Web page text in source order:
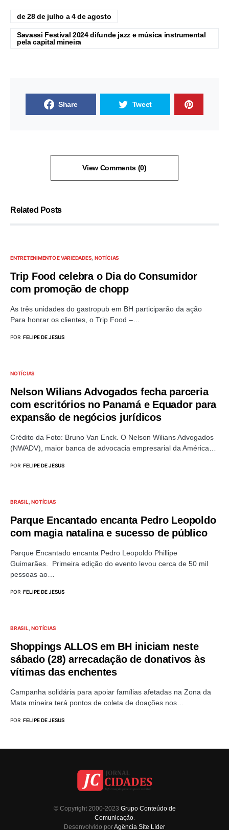
de 28 de julho a 4 de agosto
Savassi Festival 2024 difunde jazz e música instrumental
pela capital mineira
Share Tweet
View Comments (0)
Related Posts
ENTRETENIMENTO E VARIEDADES NOTÍCIAS
Trip Food celebra o Dia do Consumidor
com promoção de chopp
As três unidades do gastropub em BH participarão da ação
Para honrar os clientes, o Trip Food –…
POR FELIPE DE JESUS
NOTÍCIAS
Nelson Wilians Advogados fecha parceria
com escritórios no Panamá e Equador para
expansão de negócios jurídicos
Crédito da Foto: Bruno Van Enck. O Nelson Wilians Advogados
(NWADV), maior banca de advocacia empresarial da América…
POR FELIPE DE JESUS
BRASIL NOTÍCIAS
Parque Encantado encanta Pedro Leopoldo
com magia natalina e sucesso de público
Parque Encantado encanta Pedro Leopoldo Phillipe
Guimarães. Primeira edição do evento levou cerca de 50 mil
pessoas ao…
POR FELIPE DE JESUS
BRASIL NOTÍCIAS
Shoppings ALLOS em BH iniciam neste
sábado (28) arrecadação de donativos às
vítimas das enchentes
Campanha solidária para apoiar famílias afetadas na Zona da
Mata mineira terá pontos de coleta de doações nos…
POR FELIPE DE JESUS
© Copyright 2000-2023 Grupo Conteúdo de
Comunicação.
Desenvolvido porAgência Site Líder